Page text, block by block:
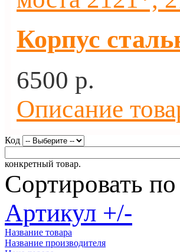
Корпус
6500 p.
Описание
Код
конкретный товар.
Сортировать по
Артикул +/-
Название товара
Название производителя